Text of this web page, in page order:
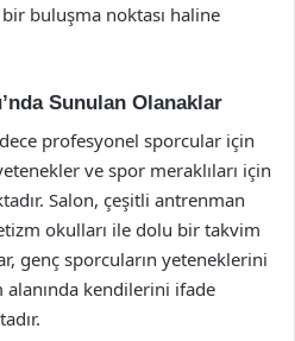
buluşma noktası haline
Sunulan Olanaklar
profesyonel sporcular için
ve spor meraklıları için
Salon, çeşitli antrenman
okulları ile dolu bir takvim
genç sporcuların yeteneklerini
kendilerini ifade